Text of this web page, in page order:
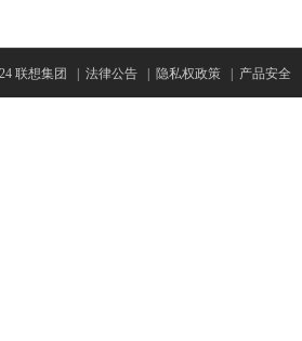
联想集团 法律公告 隐私权政策 产品安全